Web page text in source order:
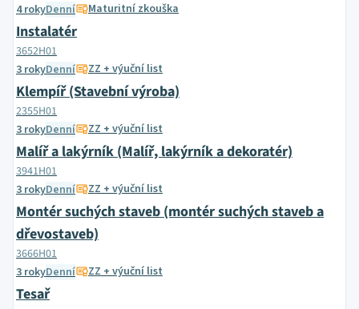
4 rokyDenní Maturitní zkouška
Instalatér
3652H01
3 rokyDenní ZZ + výuční list
Klempíř (Stavební výroba)
2355H01
3 rokyDenní ZZ + výuční list
Malíř a lakýrník (Malíř, lakýrník a dekoratér)
3941H01
3 rokyDenní ZZ + výuční list
Montér suchých staveb (montér suchých staveb a
dřevostaveb)
3666H01
3 rokyDenní ZZ + výuční list
Tesař